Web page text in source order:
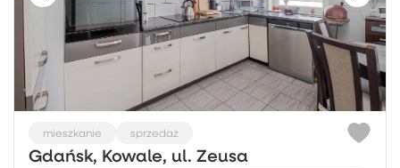
mieszkanie sprzedaż
Gdańsk, Kowale, ul. Zeusa